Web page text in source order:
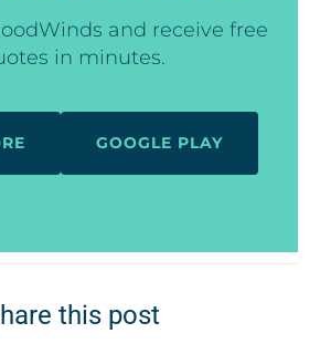
and receive free
in minutes.
GOOGLE PLAY
this post